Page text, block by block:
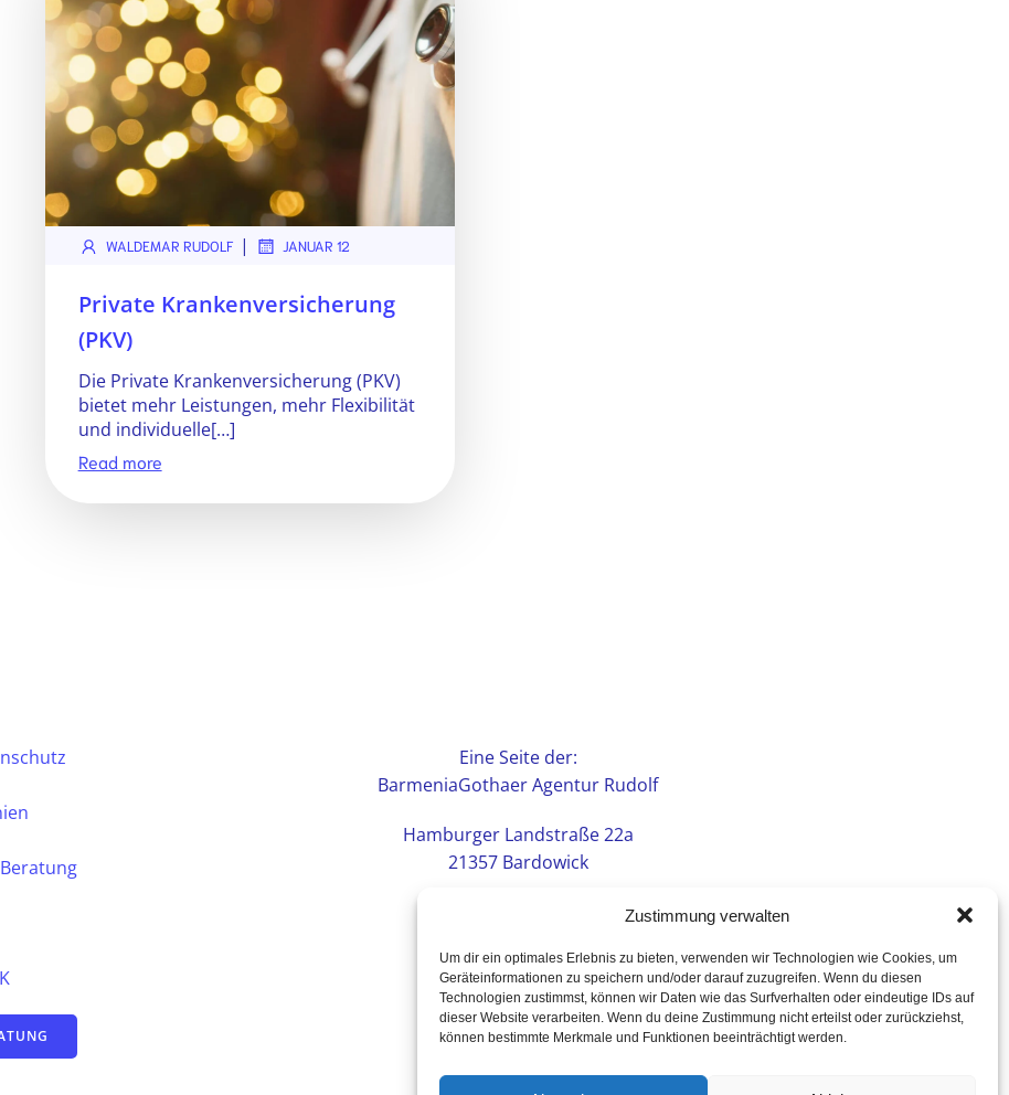
Zustimmung verwalten
Um dir ein optimales Erlebnis zu bieten, verwenden wir Technologien wie Cookies, um
Geräteinformationen zu speichern und/oder darauf zuzugreifen. Wenn du diesen
Technologien zustimmst, können wir Daten wie das Surfverhalten oder eindeutige IDs auf
dieser Website verarbeiten. Wenn du deine Zustimmung nicht erteilst oder zurückziehst,
können bestimmte Merkmale und Funktionen beeinträchtigt werden.
WALDEMAR RUDOLF | JANUAR 12
Private Krankenversicherung
(PKV)
Die Private Krankenversicherung (PKV)
bietet mehr Leistungen, mehr Flexibilität
und individuelle[…]
Read more
Eine Seite der:
BarmeniaGothaer Agentur Rudolf
Hamburger Landstraße 22a
21357 Bardowick